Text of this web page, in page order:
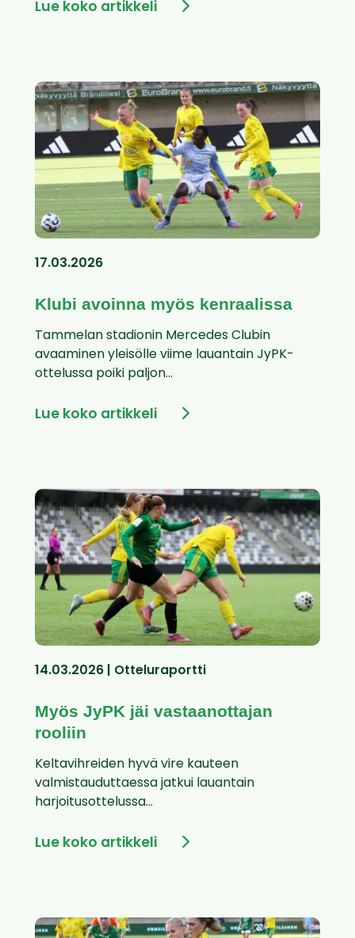
Lue koko artikkeli
17.03.2026
Klubi avoinna myös kenraalissa
Tammelan stadionin Mercedes Clubin
avaaminen yleisölle viime lauantain JyPK-
ottelussa poiki paljon...
Lue koko artikkeli
14.03.2026 | Otteluraportti
Myös JyPK jäi vastaanottajan
rooliin
Keltavihreiden hyvä vire kauteen
valmistauduttaessa jatkui lauantain
harjoitusottelussa...
Lue koko artikkeli